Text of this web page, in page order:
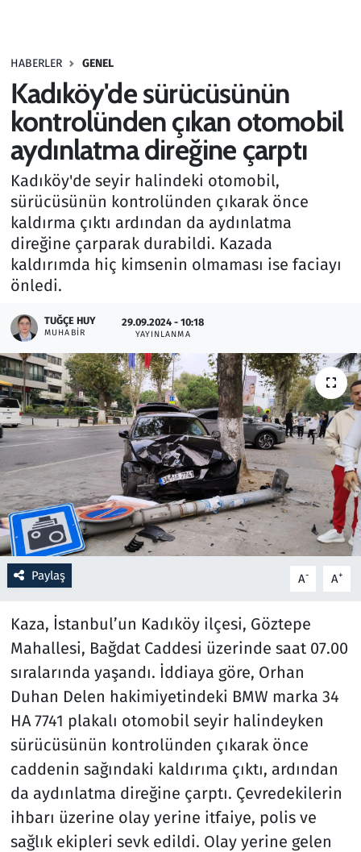
HABERLER GENEL
Kadıköy'de sürücüsünün
kontrolünden çıkan otomobil
aydınlatma direğine çarptı
Kadıköy'de seyir halindeki otomobil,
sürücüsünün kontrolünden çıkarak önce
kaldırma çıktı ardından da aydınlatma
direğine çarparak durabildi. Kazada
kaldırımda hiç kimsenin olmaması ise faciayı
önledi.
TUĞÇE HUY
MUHABIR
29.09.2024 - 10:18
YAYINLANMA
Paylaş A- A+
Kaza, İstanbul’un Kadıköy ilçesi, Göztepe
Mahallesi, Bağdat Caddesi üzerinde saat 07.00
sıralarında yaşandı. İddiaya göre, Orhan
Duhan Delen hakimiyetindeki BMW marka 34
HA 7741 plakalı otomobil seyir halindeyken
sürücüsünün kontrolünden çıkarak önce
caddenin sağındaki kaldırıma çıktı, ardından
da aydınlatma direğine çarptı. Çevredekilerin
ihbarı üzerine olay yerine itfaiye, polis ve
sağlık ekipleri sevk edildi. Olay yerine gelen
Haber
Kültür Sanat
Kurumsal Haberler
Lezzet Durağı
Memur ve Kamu
Otomobil
Oyun
Ramazan
Resmi İlanlar
Rüya Tabirleri
Sağlık
Savunma Sanayi
Seçim 2023
Teknoloji ve Bilim
Televizyon